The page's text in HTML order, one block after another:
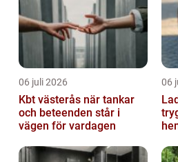
06 juli 2026
Kbt västerås när tankar
och beteenden står i
vägen för vardagen
06